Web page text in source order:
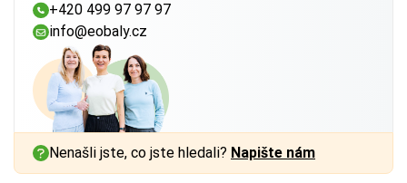
+420 499 97 97 97
info@eobaly.cz
Nenašli jste, co jste hledali? Napište nám